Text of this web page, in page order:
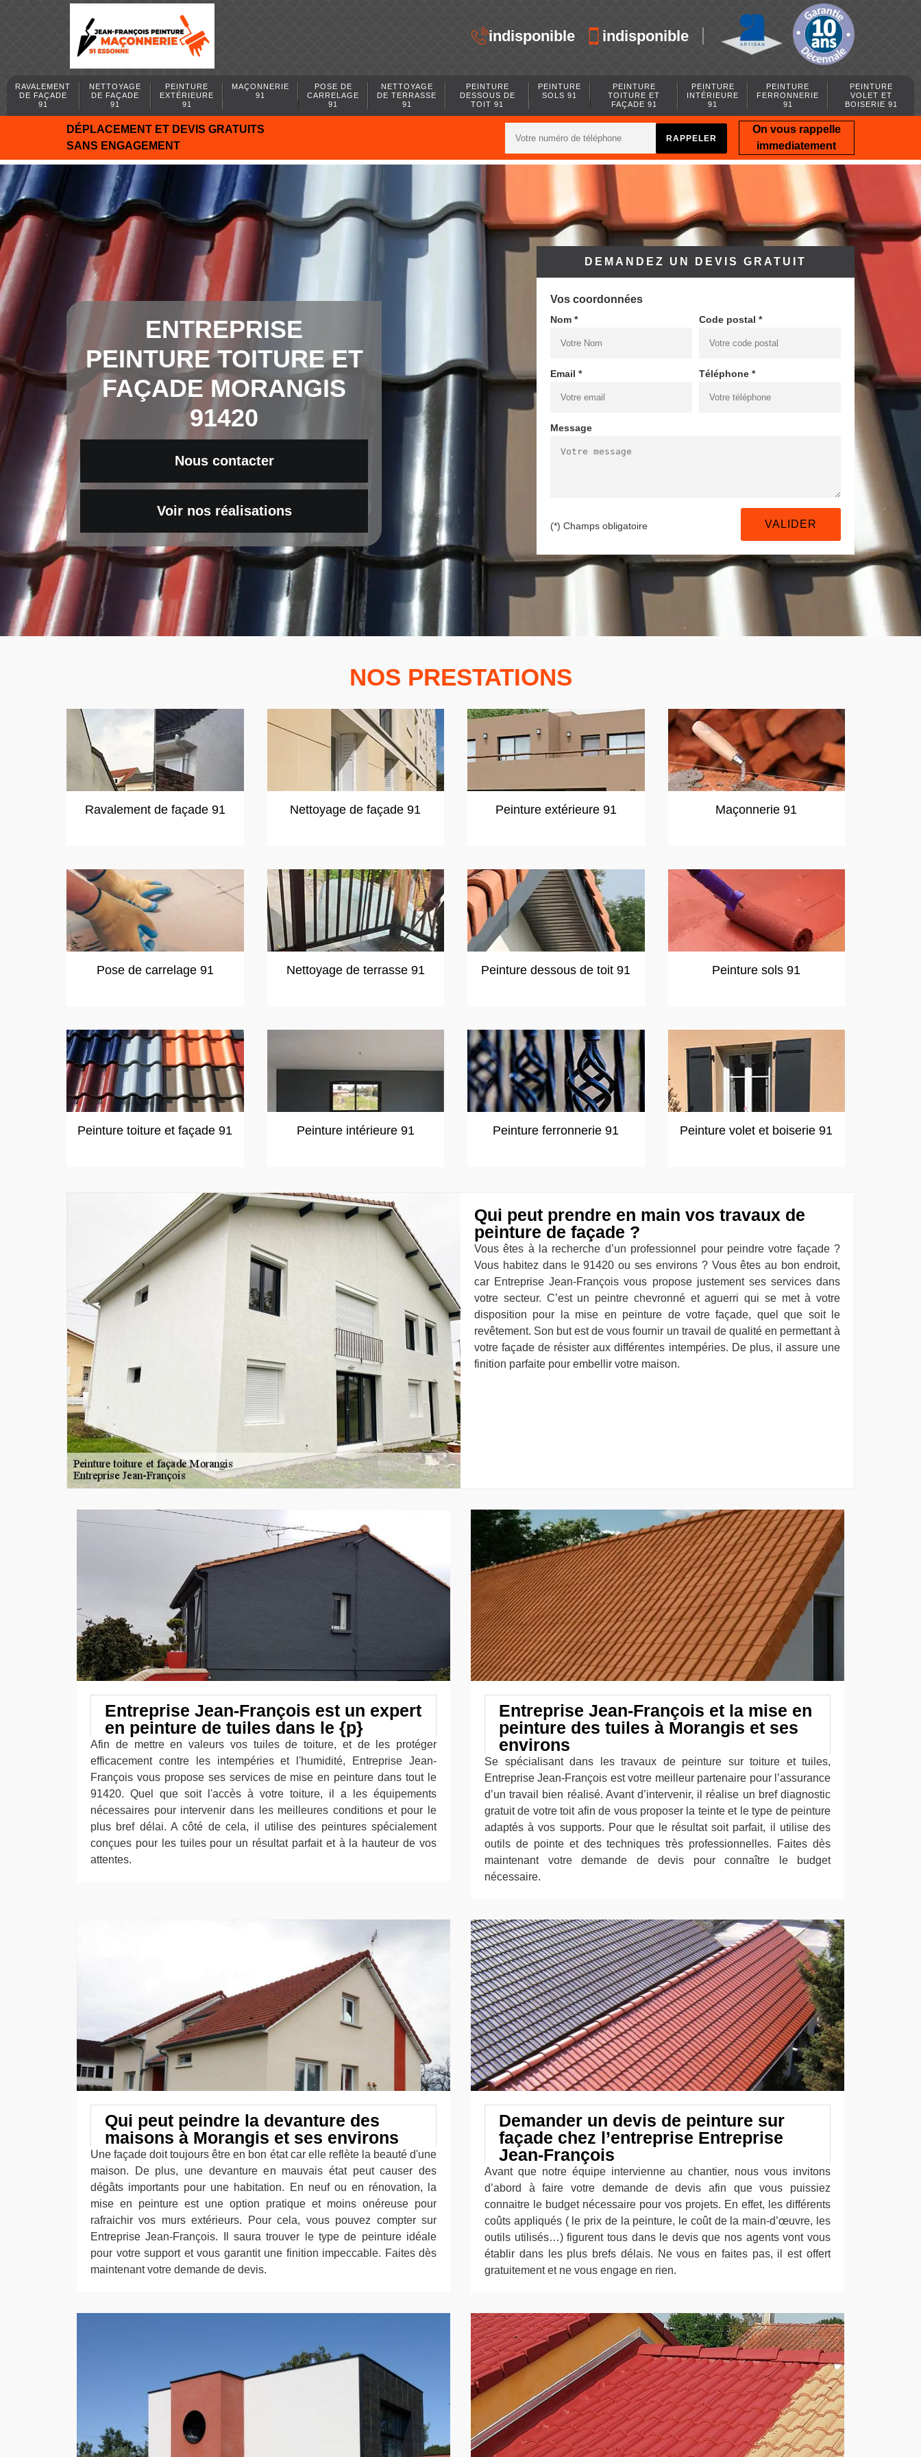
indisponible indisponible
RAVALEMENT
DE FAÇADE
91
NETTOYAGE
DE FAÇADE
91
PEINTURE
EXTÉRIEURE
91
MAÇONNERIE
91
POSE DE
CARRELAGE
91
NETTOYAGE
DE TERRASSE
91
PEINTURE
DESSOUS DE
TOIT 91
PEINTURE
SOLS 91
PEINTURE
TOITURE ET
FAÇADE 91
PEINTURE
INTÉRIEURE
91
PEINTURE
FERRONNERIE
91
PEINTURE
VOLET ET
BOISERIE 91
DÉPLACEMENT ET DEVIS GRATUITS
SANS ENGAGEMENT
On vous rappelle
immediatement
ENTREPRISE
PEINTURE TOITURE ET
FAÇADE MORANGIS
91420
Nous contacter
Voir nos réalisations
DEMANDEZ UN DEVIS GRATUIT
Vos coordonnées
Nom * Code postal *
Email * Téléphone *
Message
(*) Champs obligatoire
NOS PRESTATIONS
Ravalement de façade 91 Nettoyage de façade 91 Peinture extérieure 91 Maçonnerie 91
Pose de carrelage 91 Nettoyage de terrasse 91 Peinture dessous de toit 91 Peinture sols 91
Peinture toiture et façade 91 Peinture intérieure 91 Peinture ferronnerie 91 Peinture volet et boiserie 91
Qui peut prendre en main vos travaux de
peinture de façade ?
Vous êtes à la recherche d’un professionnel pour peindre votre façade ?
Vous habitez dans le 91420 ou ses environs ? Vous êtes au bon endroit,
car Entreprise Jean-François vous propose justement ses services dans
votre secteur. C’est un peintre chevronné et aguerri qui se met à votre
disposition pour la mise en peinture de votre façade, quel que soit le
revêtement. Son but est de vous fournir un travail de qualité en permettant à
votre façade de résister aux différentes intempéries. De plus, il assure une
finition parfaite pour embellir votre maison.
Entreprise Jean-François est un expert
en peinture de tuiles dans le {p}
Afin de mettre en valeurs vos tuiles de toiture, et de les protéger
efficacement contre les intempéries et l'humidité, Entreprise Jean-
François vous propose ses services de mise en peinture dans tout le
91420. Quel que soit l'accès à votre toiture, il a les équipements
nécessaires pour intervenir dans les meilleures conditions et pour le
plus bref délai. A côté de cela, il utilise des peintures spécialement
conçues pour les tuiles pour un résultat parfait et à la hauteur de vos
attentes.
Entreprise Jean-François et la mise en
peinture des tuiles à Morangis et ses
environs
Se spécialisant dans les travaux de peinture sur toiture et tuiles,
Entreprise Jean-François est votre meilleur partenaire pour l’assurance
d’un travail bien réalisé. Avant d’intervenir, il réalise un bref diagnostic
gratuit de votre toit afin de vous proposer la teinte et le type de peinture
adaptés à vos supports. Pour que le résultat soit parfait, il utilise des
outils de pointe et des techniques très professionnelles. Faites dès
maintenant votre demande de devis pour connaître le budget
nécessaire.
Qui peut peindre la devanture des
maisons à Morangis et ses environs
Une façade doit toujours être en bon état car elle reflète la beauté d'une
maison. De plus, une devanture en mauvais état peut causer des
dégâts importants pour une habitation. En neuf ou en rénovation, la
mise en peinture est une option pratique et moins onéreuse pour
rafraichir vos murs extérieurs. Pour cela, vous pouvez compter sur
Entreprise Jean-François. Il saura trouver le type de peinture idéale
pour votre support et vous garantit une finition impeccable. Faites dès
maintenant votre demande de devis.
Demander un devis de peinture sur
façade chez l’entreprise Entreprise
Jean-François
Avant que notre équipe intervienne au chantier, nous vous invitons
d’abord à faire votre demande de devis afin que vous puissiez
connaitre le budget nécessaire pour vos projets. En effet, les différents
coûts appliqués ( le prix de la peinture, le coût de la main-d’œuvre, les
outils utilisés…) figurent tous dans le devis que nos agents vont vous
établir dans les plus brefs délais. Ne vous en faites pas, il est offert
gratuitement et ne vous engage en rien.